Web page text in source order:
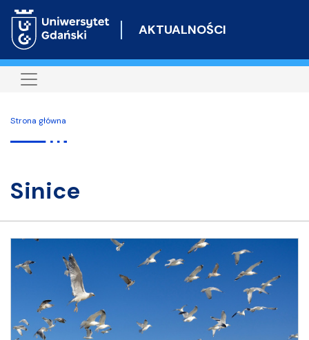
do
AKTUALNOŚCI
Strona główna
sinice